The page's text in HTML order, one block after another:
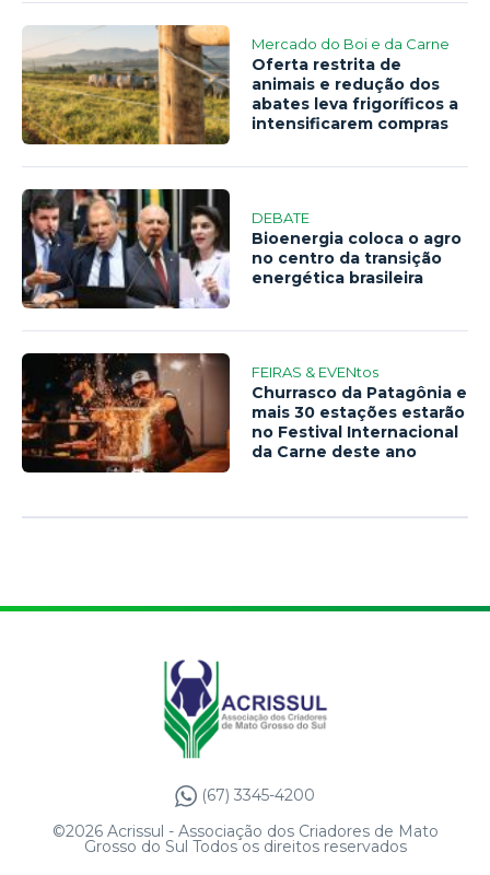
Mercado do Boi e da Carne
Oferta restrita de
animais e redução dos
abates leva frigoríficos a
intensificarem compras
DEBATE
Bioenergia coloca o agro
no centro da transição
energética brasileira
FEIRAS & EVENtos
Churrasco da Patagônia e
mais 30 estações estarão
no Festival Internacional
da Carne deste ano
(67) 3345-4200
©2026 Acrissul - Associação dos Criadores de Mato
Grosso do Sul Todos os direitos reservados